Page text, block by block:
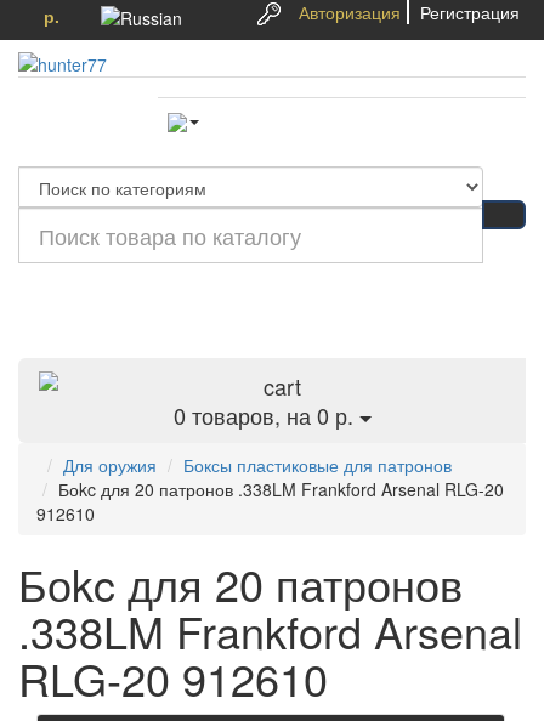
р. Авторизация Регистрация
0 товаров, на 0 р.
Для оружия
Боксы пластиковые для патронов
Боkc для 20 патронов .338LM Frankford Arsenal RLG-20
912610
Боkc для 20 патронов
.338LM Frankford Arsenal
RLG-20 912610